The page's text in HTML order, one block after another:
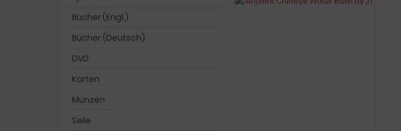
Bücher (Engl.)
Bücher (Deutsch)
DVD
Karten
Münzen
Seile